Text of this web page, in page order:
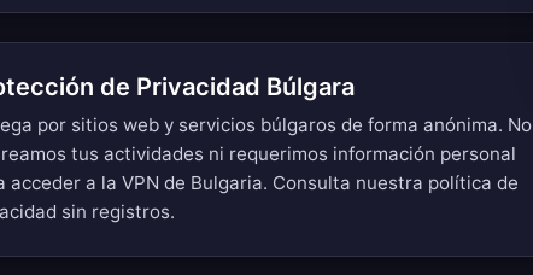
de Privacidad Búlgara
por sitios web y servicios búlgaros de forma anónima. No
tus actividades ni requerimos información personal
acceder a la VPN de Bulgaria. Consulta nuestra política de
sin registros.